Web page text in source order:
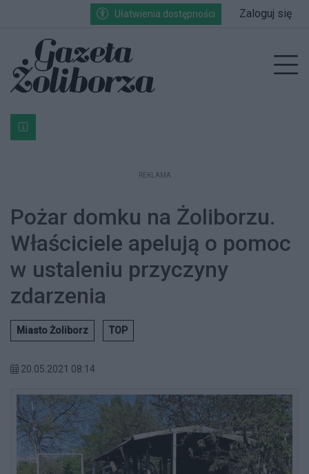
Przejdź do głównych treści
Przejdź do wyszukiwarki
Przejdź do głównego menuUłatwienia dostępności Zaloguj się
Bardzo ważna informacja dla podatników posiadających
REKLAMA
Pożar domku na Żoliborzu.
Właściciele apelują o pomoc
w ustaleniu przyczyny
zdarzenia
Miasto Żoliborz TOP
20.05.2021 08:14